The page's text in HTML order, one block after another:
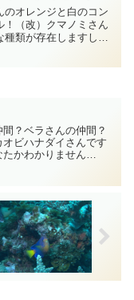
のオレンジと白のコン
！（改）クマノミさん
種類が存在しますしイ
？ベラさんの仲間？
ビハナダイさんです
かわかりません